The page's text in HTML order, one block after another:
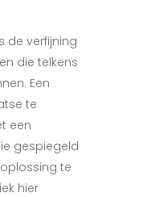
de verfijning
die telkens
Een
te
een
gespiegeld
te
hier